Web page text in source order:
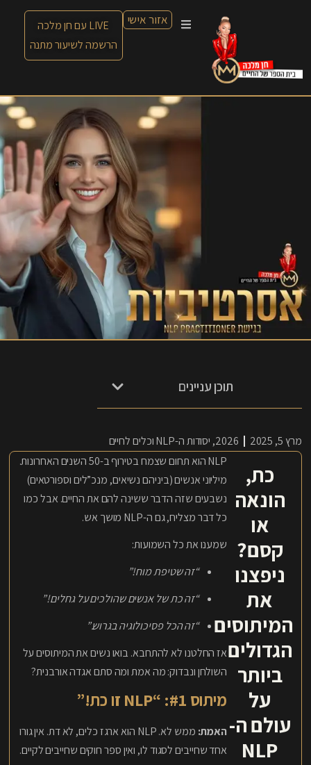
אזור אישי
LIVE עם חן מלכה
הרשמה לשיעור מתנה
מרץ 5, 2025 2026
, יסודות ה-NLP וכלים לחיים
כת,
הונאה
או
קסם?
ניפצנו
את
המיתוסים
הגדולים
ביותר
על
עולם ה-
NLP
NLP הוא תחום שצמח בטירוף ב-50 השנים האחרונות.
מיליוני אנשים (ביניהם נשיאים, מנכ”לים וספורטאים)
נשבעים שזה הדבר ששינה להם את החיים. אבל כמו
כל דבר מצליח, גם ה-NLP מושך אש.
שמענו את כל השמועות:
“זה שטיפת מוח!”
“זה כת של אנשים שהולכים על גחלים!”
“זה הכל פסיכולוגיה בגרוש.”
אז החלטנו לא להתחבא. בואו נשים את המיתוסים על
השולחן ונבדוק: מה אמת ומה סתם אגדה אורבנית?
מיתוס #1: “NLP זו כת!”
האמת:
ממש לא. NLP הוא ארגז כלים, לא דת. אין גורו
אחד שחייבים לסגוד לו, ואין ספר חוקים שחייבים לקיים.
תוכן עניינים